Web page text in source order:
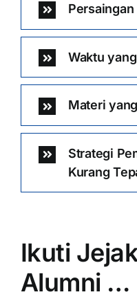
Waktu
Materi
Strategi
Kurang
Ikuti
Alumni …